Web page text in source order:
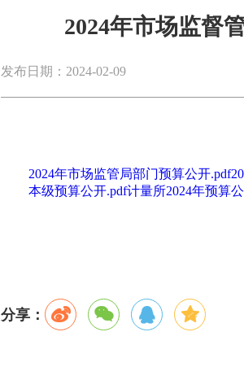
2024年市场监督
发布日期：2024-02-09
2024年市场监管局部门预算公开.pdf
本级预算公开.pdf计量所2024年预算
分享：